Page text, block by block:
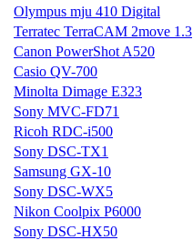
Olympus mju 410 Digital
Terratec TerraCAM 2move 1.3
Canon PowerShot A520
Casio QV-700
Minolta Dimage E323
Sony MVC-FD71
Ricoh RDC-i500
Sony DSC-TX1
Samsung GX-10
Sony DSC-WX5
Nikon Coolpix P6000
Sony DSC-HX50